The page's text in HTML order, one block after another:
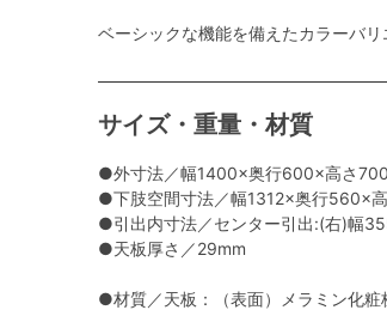
ベーシックな機能を備えたカラーバ
サイズ・重量・材質
●外寸法／幅1400×奥行600×高さ
●下肢空間寸法／幅1312×奥行560×
●引出内寸法／センター引出:(右)幅
●天板厚さ／29mm
●材質／天板：（表面）メラミン化粧